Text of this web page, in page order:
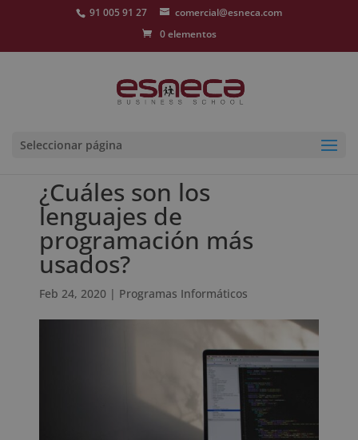
91 005 91 27
comercial@esneca.com
0 elementos
Seleccionar página
¿Cuáles son los
lenguajes de
programación más
usados?
Feb 24, 2020| Programas Informáticos